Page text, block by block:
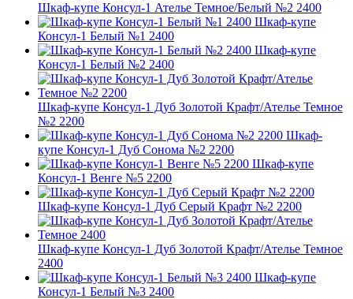
Шкаф-купе Консул-1 Ателье Темное/Белый №2 2400
Шкаф-купе
Консул-1 Белый №1 2400
Шкаф-купе
Консул-1 Белый №2 2400
Шкаф-купе Консул-1 Дуб Золотой Крафт/Ателье Темное
№2 2200
Шкаф-
купе Консул-1 Дуб Сонома №2 2200
Шкаф-купе
Консул-1 Венге №5 2200
Шкаф-купе Консул-1 Дуб Серый Крафт №2 2200
Шкаф-купе Консул-1 Дуб Золотой Крафт/Ателье Темное
2400
Шкаф-купе
Консул-1 Белый №3 2400